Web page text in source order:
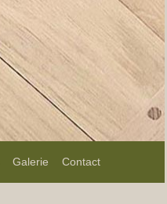
Galerie Contact